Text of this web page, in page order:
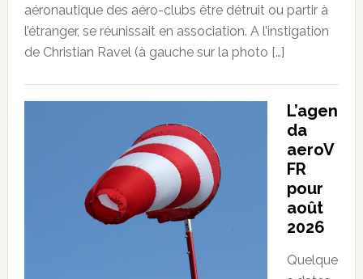
aéronautique des aéro-clubs être détruit ou partir à
l’étranger, se réunissait en association. A l’instigation
de Christian Ravel (à gauche sur la photo […]
L’agen
da
aeroV
FR
pour
août
2026
Quelque